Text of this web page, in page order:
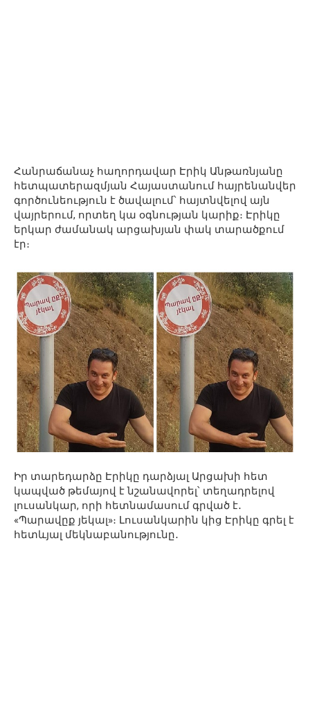
Հանրաճանաչ հաղորդավար Էրիկ Անթառնյանը
հետպատերազմյան Հայաստանում հայրենանվեր
գործունեություն է ծավալում՝ հայտնվելով այն
վայրերում, որտեղ կա օգնության կարիք։ Էրիկը
երկար ժամանակ արցախյան փակ տարածքում
էր։
Իր տարեդարձը Էրիկը դարձյալ Արցախի հետ
կապված թեմայով է նշանավորել՝ տեղադրելով
լուսանկար, որի հետնամասում գրված է․
«Պարավըք յեկալ»։ Լուսանկարին կից Էրիկը գրել է
հետևյալ մեկնաբանությունը․